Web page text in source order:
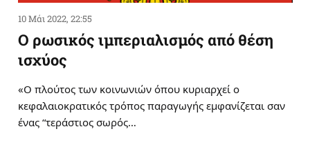
10 Μάι 2022, 22:55
Ο ρωσικός ιμπεριαλισμός από θέση
ισχύος
«Ο πλούτος των κοινωνιών όπου κυριαρχεί ο
κεφαλαιοκρατικός τρόπος παραγωγής εμφανίζεται σαν
ένας “τεράστιος σωρός…